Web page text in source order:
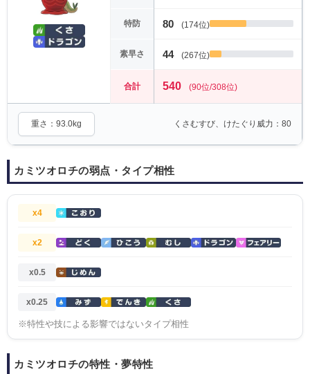
特防 80 (174位)
素早さ 44 (267位)
合計 540 (90位/308位)
重さ：93.0kg くさむすび、けたぐり威力：80
カミツオロチの弱点・タイプ相性
x4
x2
x0.5
x0.25
※特性や技による影響ではないタイプ相性
カミツオロチの特性・夢特性